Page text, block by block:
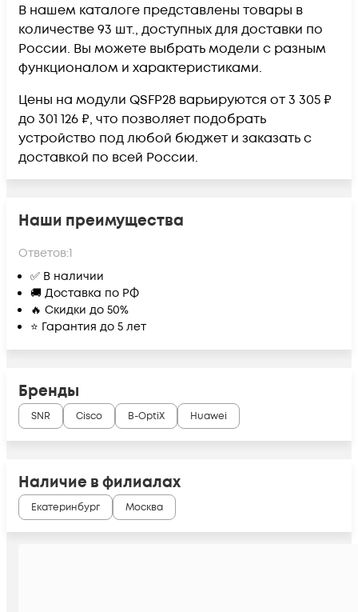
В нашем каталоге представлены товары в
количестве 93 шт., доступных для доставки по
России. Вы можете выбрать модели с разным
функционалом и характеристиками.
Цены на модули QSFP28 варьируются от 3 305 ₽
до 301 126 ₽, что позволяет подобрать
устройство под любой бюджет и заказать с
доставкой по всей России.
Наши преимущества
Ответов:1
✅ В наличии
🚚 Доставка по РФ
🔥 Скидки до 50%
⭐ Гарантия до 5 лет
Бренды
SNR Cisco B-OptiX Huawei
Наличие в филиалах
Екатеринбург Москва